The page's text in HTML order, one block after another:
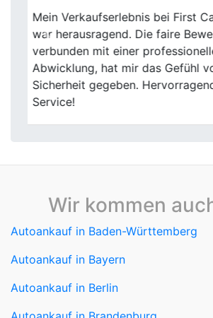
Ich musste mein Auto recht
verkaufen und hab schnell einen
bekommen. Vor Ort lief alles
ohne Hektik oder Druck.
Previous
Wir kommen
Autoankauf in Baden-Württemberg
Autoankauf in Bayern
Autoankauf in Berlin
Autoankauf in Brandenburg
Autoankauf in Bremen